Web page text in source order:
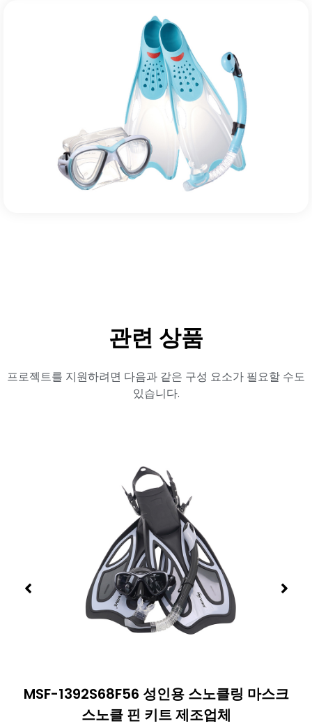
관련 상품
프로젝트를 지원하려면 다음과 같은 구성 요소가 필요할 수도
있습니다.
MSF-1392S68F56 성인용 스노클링 마스크
스노클 핀 키트 제조업체